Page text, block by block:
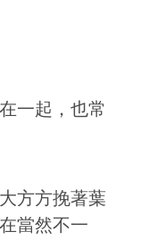
一起，也常
方方挽著葉
當然不一